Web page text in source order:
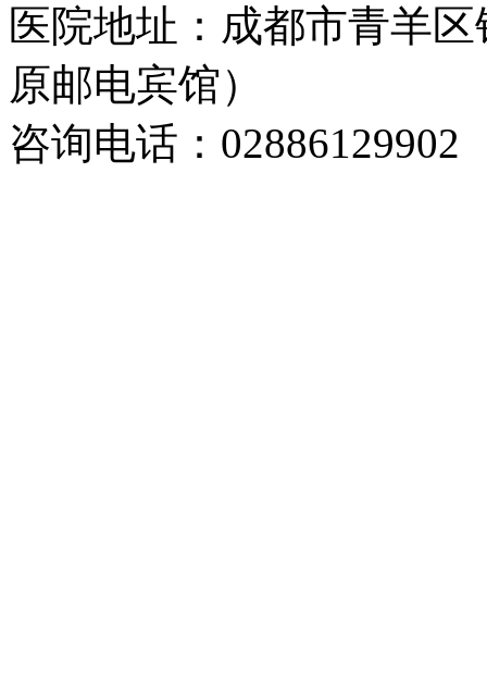
医院地址：成都市青羊
原邮电宾馆）
咨询电话：02886129902